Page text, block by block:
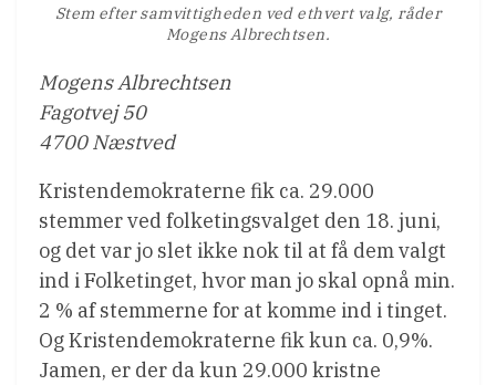
Stem efter samvittigheden ved ethvert valg, råder
Mogens Albrechtsen.
Mogens Albrechtsen
Fagotvej 50
4700 Næstved
Kristendemokraterne fik ca. 29.000
stemmer ved folketingsvalget den 18. juni,
og det var jo slet ikke nok til at få dem valgt
ind i Folketinget, hvor man jo skal opnå min.
2 % af stemmerne for at komme ind i tinget.
Og Kristendemokraterne fik kun ca. 0,9%.
Jamen, er der da kun 29.000 kristne